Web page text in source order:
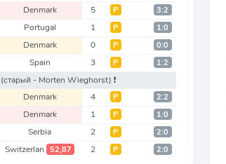
Denmark 5 Р 3:2
Portugal 1 Р 1:0
Denmark 0 Р 0:0
Spain 3 Р 1:2
(старый - Morten Wieghorst) ❗️
Denmark 4 Р 2:2
Denmark 1 Р 1:0
Serbia 2 Р 2:0
Switzerlan 52,87 2 Р 2:0